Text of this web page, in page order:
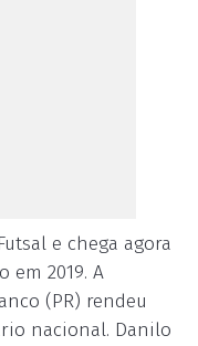
e chega agora
em 2019. A
(PR) rendeu
nacional. Danilo